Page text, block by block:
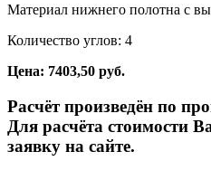
Материал нижнего полотна с
Количество углов: 4
Цена: 7403,50 руб.
Расчёт произведён по
Для расчёта стоимости
заявку на сайте.